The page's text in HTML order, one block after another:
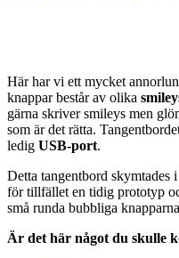
Här har vi ett mycket
knappar består av olika
gärna skriver smileys men
som är det rätta.
ledig USB-port.
Detta tangentbord skymtades
för tillfället en tidig prototyp
små runda bubbliga
Är det här något du skulle